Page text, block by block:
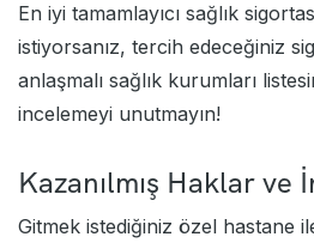
En iyi tamamlayıcı sağlık
istiyorsanız, tercih edeceğiniz
anlaşmalı sağlık kurumları
incelemeyi unutmayın!
Kazanılmış Haklar ve
Gitmek istediğiniz özel hastane